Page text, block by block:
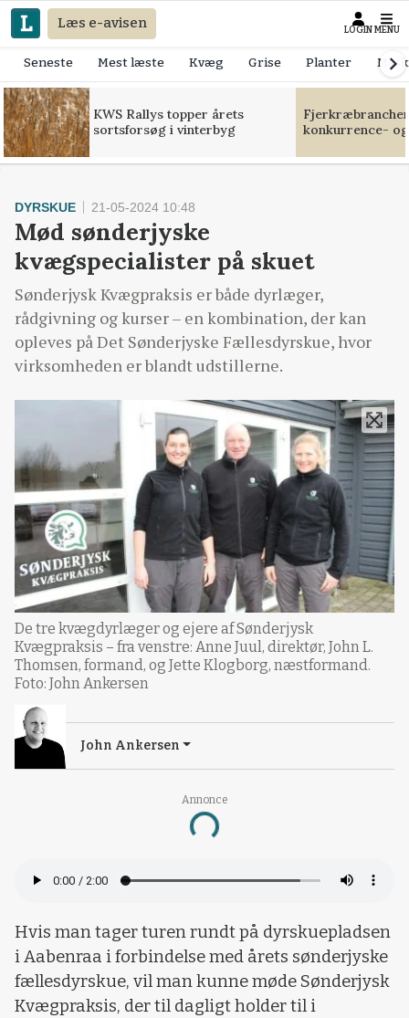
Læs e-avisen LOGIN MENU
Seneste Mest læste Kvæg Grise Planter
KWS Rallys topper årets
sortsforsøg i vinterbyg
konkurrence-
Annonce
Loading...
DYRSKUE 21-05-2024 10:48
Mød sønderjyske
kvægspecialister på skuet
Sønderjysk Kvægpraksis er både dyrlæger,
rådgivning og kurser – en kombination, der kan
opleves på Det Sønderjyske Fællesdyrskue, hvor
virksomheden er blandt udstillerne.
De tre kvægdyrlæger og ejere af Sønderjysk
Kvægpraksis – fra venstre: Anne Juul, direktør, John L.
Thomsen, formand, og Jette Klogborg, næstformand.
Foto: John Ankersen
John Ankersen
Hvis man tager turen rundt på dyrskuepladsen
i Aabenraa i forbindelse med årets sønderjyske
fællesdyrskue, vil man kunne møde Sønderjysk
Kvægpraksis, der til dagligt holder til i